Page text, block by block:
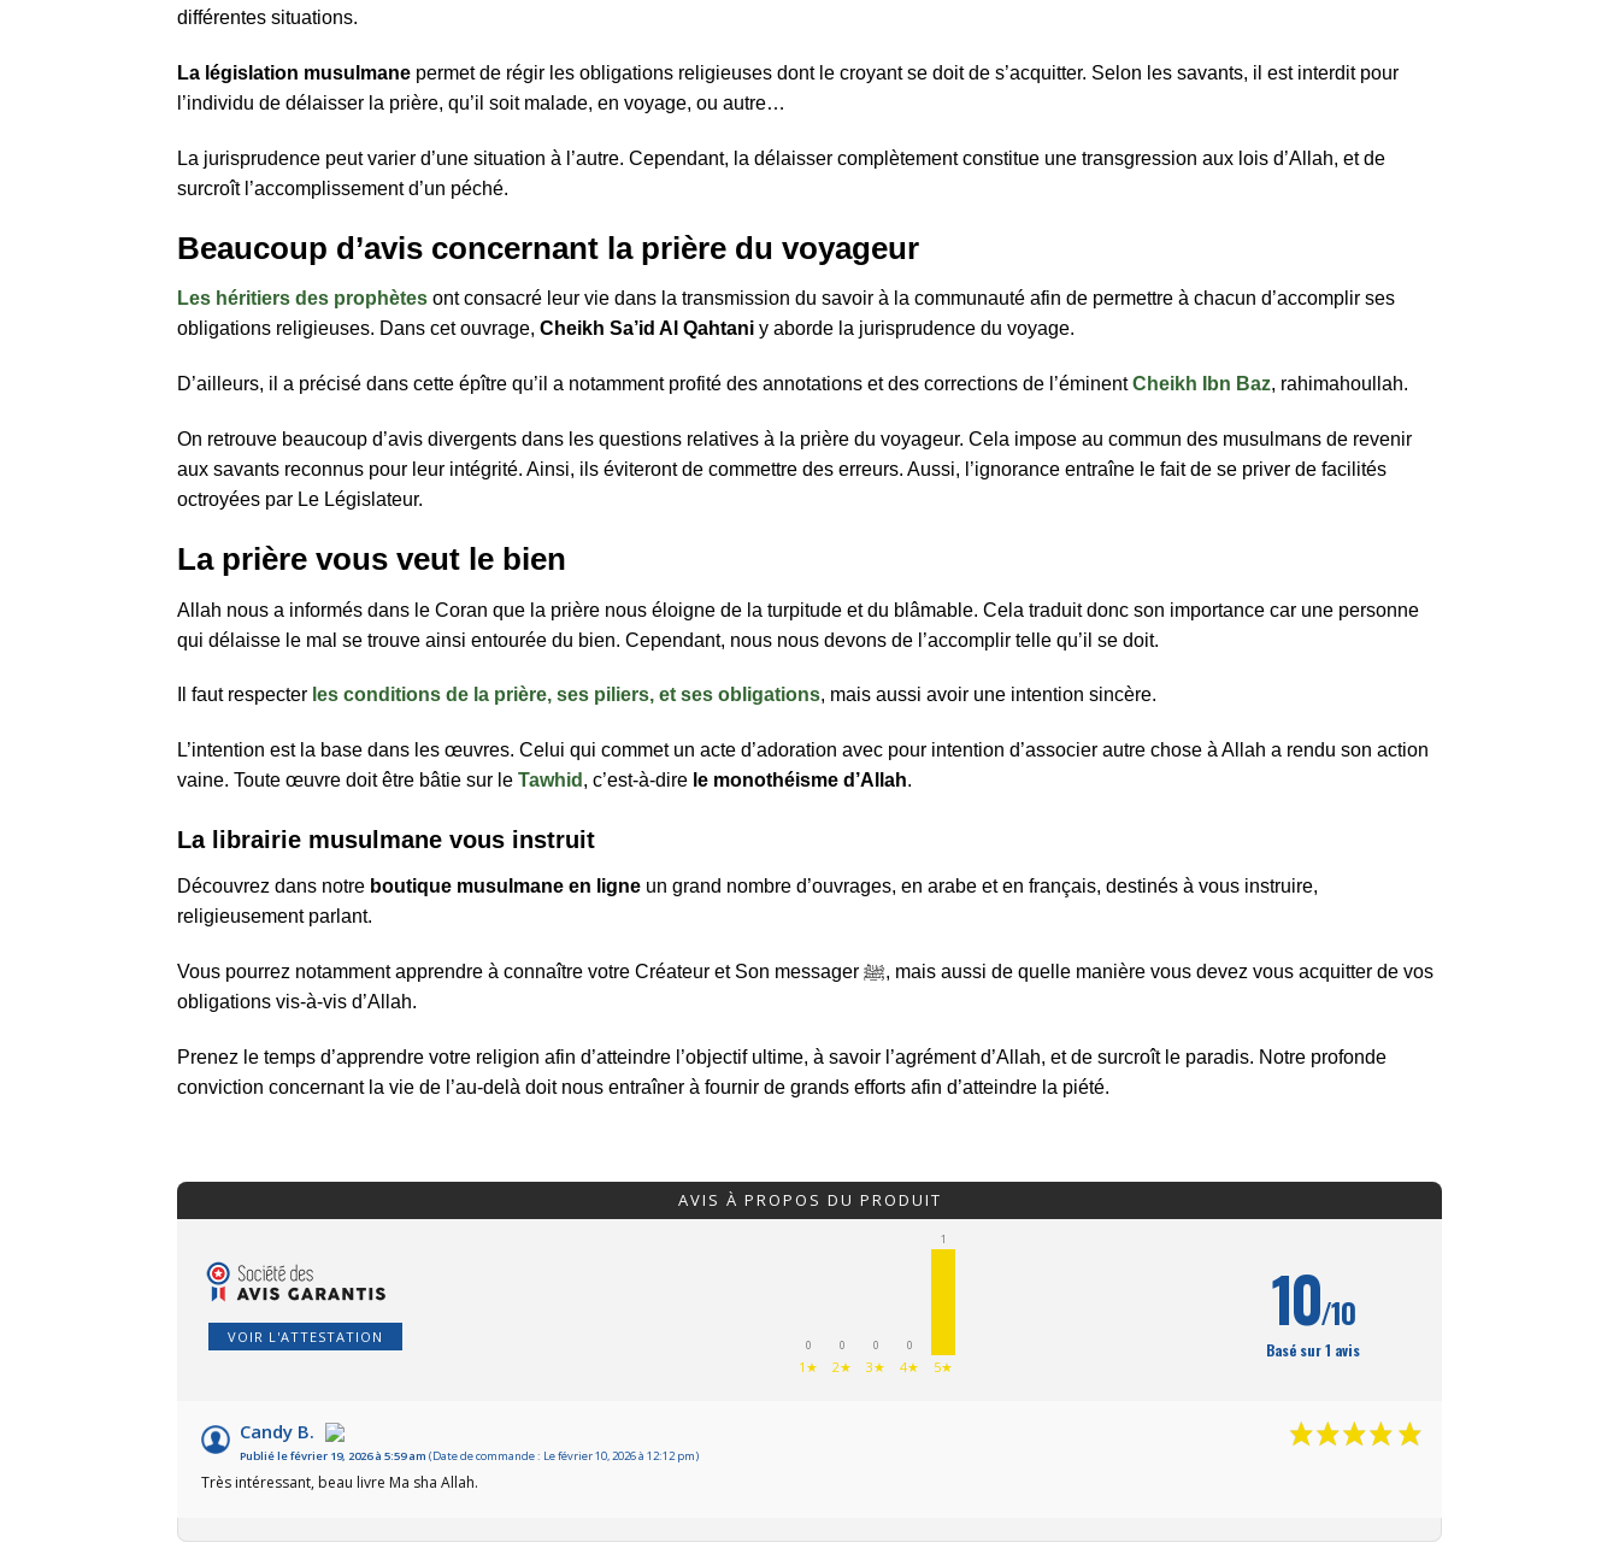
différentes situations.
La législation musulmane permet de régir les obligations religieuses dont le croyant se doit de s’acquitter. Selon les savants, il est interdit pour
l’individu de délaisser la prière, qu’il soit malade, en voyage, ou autre…
La jurisprudence peut varier d’une situation à l’autre. Cependant, la délaisser complètement constitue une transgression aux lois d’Allah, et de
surcroît l’accomplissement d’un péché.
Beaucoup d’avis concernant la prière du voyageur
Les héritiers des prophètes ont consacré leur vie dans la transmission du savoir à la communauté afin de permettre à chacun d’accomplir ses
obligations religieuses. Dans cet ouvrage, Cheikh Sa’id Al Qahtani y aborde la jurisprudence du voyage.
D’ailleurs, il a précisé dans cette épître qu’il a notamment profité des annotations et des corrections de l’éminentCheikh Ibn Baz, rahimahoullah.
On retrouve beaucoup d’avis divergents dans les questions relatives à la prière du voyageur. Cela impose au commun des musulmans de revenir
aux savants reconnus pour leur intégrité. Ainsi, ils éviteront de commettre des erreurs. Aussi, l’ignorance entraîne le fait de se priver de facilités
octroyées par Le Législateur.
La prière vous veut le bien
Allah nous a informés dans le Coran que la prière nous éloigne de la turpitude et du blâmable. Cela traduit donc son importance car une personne
qui délaisse le mal se trouve ainsi entourée du bien. Cependant, nous nous devons de l’accomplir telle qu’il se doit.
Il faut respecter les conditions de la prière, ses piliers, et ses obligations, mais aussi avoir une intention sincère.
L’intention est la base dans les œuvres. Celui qui commet un acte d’adoration avec pour intention d’associer autre chose à Allah a rendu son action
vaine. Toute œuvre doit être bâtie sur le Tawhid , c’est-à-dire le monothéisme d’Allah.
La librairie musulmane vous instruit
Découvrez dans notre boutique musulmane en ligne un grand nombre d’ouvrages, en arabe et en français, destinés à vous instruire,
religieusement parlant.
Vous pourrez notamment apprendre à connaître votre Créateur et Son messager ﷺ, mais aussi de quelle manière vous devez vous acquitter de vos
obligations vis-à-vis d’Allah.
Prenez le temps d’apprendre votre religion afin d’atteindre l’objectif ultime, à savoir l’agrément d’Allah, et de surcroît le paradis. Notre profonde
conviction concernant la vie de l’au-delà doit nous entraîner à fournir de grands efforts afin d’atteindre la piété.
AVIS À PROPOS DU PRODUIT
VOIR L'ATTESTATION 0
1★
0
2★
0
3★
0
4★
1
5★
10/10
Basé sur 1 avis
Candy B.
Publié le février 19, 2026 à 5:59 am (Date de commande : Le février 10, 2026 à 12:12 pm)
Très intéressant, beau livre Ma sha Allah.